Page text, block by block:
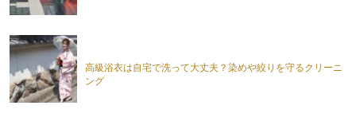
高級浴衣は自宅で洗って大丈夫？染めや絞りを守るクリーニ
ング